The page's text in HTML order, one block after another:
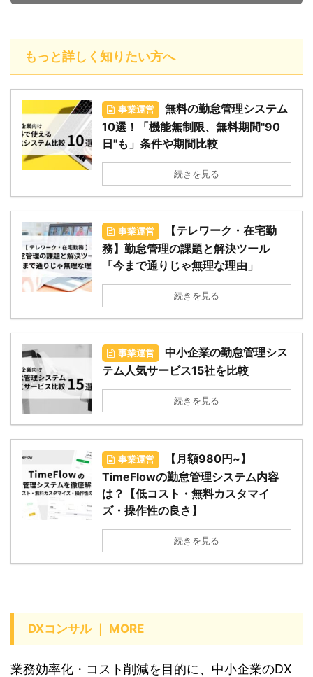
もっと詳しく知りたい方へ
事業運営
無料の勤怠管理システム
10選！「機能無制限、無料期間"90
日"も」条件や期間比較
続きを見る
事業運営
【テレワーク・在宅勤
務】勤怠管理の課題と解決ツール
「今まで通りじゃ無理な理由」
続きを見る
事業運営
中小企業の勤怠管理シス
テム人気サービス15社を比較
続きを見る
事業運営
【月額980円~】
TimeFlowの勤怠管理システム内容
は？【低コスト・無料カスタマイ
ズ・操作性の良さ】
続きを見る
DXコンサル ｜ MORE
業務効率化・コスト削減を目的に、中小企業のDX